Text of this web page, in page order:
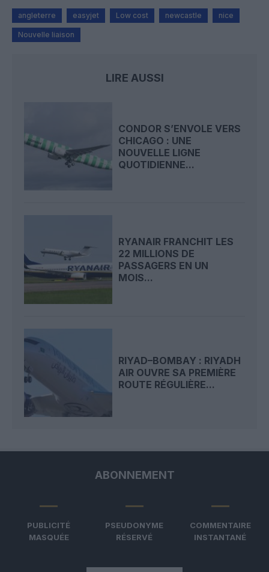
angleterre easyjet Low cost newcastle nice
Nouvelle liaison
LIRE AUSSI
CONDOR S’ENVOLE VERS
CHICAGO : UNE
NOUVELLE LIGNE
QUOTIDIENNE...
RYANAIR FRANCHIT LES
22 MILLIONS DE
PASSAGERS EN UN
MOIS...
RIYAD–BOMBAY : RIYADH
AIR OUVRE SA PREMIÈRE
ROUTE RÉGULIÈRE...
ABONNEMENT
PUBLICITÉ
MASQUÉE
PSEUDONYME
RÉSERVÉ
COMMENTAIRE
INSTANTANÉ